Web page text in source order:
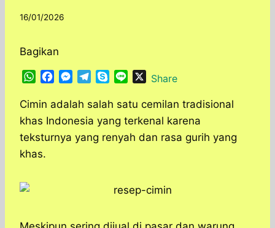
By
16/01/2026
Bagikan
W
a
t
A
p
c
e
o
M
s
s
n
l
e
r
y
p
n
e
XShare
Cimin adalah salah satu cemilan tradisional
khas Indonesia yang terkenal karena
teksturnya yang renyah dan rasa gurih yang
khas.